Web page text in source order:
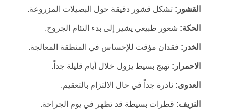
القشور: تشكل قشور دقيقة حول البصيلات المزروعة.
الحكة: شعور طبيعي يشير إلى بدء التئام الجروح.
الخدر: فقدان مؤقت للإحساس في المنطقة المعالجة.
الاحمرار: تهيج بسيط يزول خلال أيام قليلة جداً.
العدوى: نادرة جداً في حال الالتزام بالتعقيم.
النزيف: قطرات بسيطة قد تظهر في يوم الجراحة.